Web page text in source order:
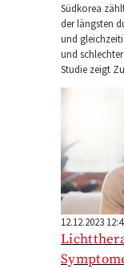
Südkorea
der längsten
und
und
Studie zeigt
12.12.2023